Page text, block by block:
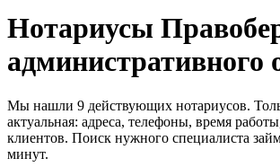
Нотариусы
административного
Мы нашли 9 действующих нотариусов.
актуальная: адреса, телефоны, время
клиентов. Поиск нужного специалиста
минут.